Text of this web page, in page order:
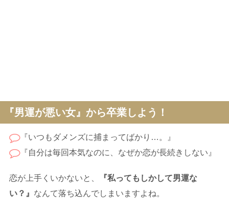
『男運が悪い女』から卒業しよう！
『いつもダメンズに捕まってばかり…。』
『自分は毎回本気なのに、なぜか恋が長続きしない』
恋が上手くいかないと、
『私ってもしかして男運な
い？』 なんて落ち込んでしまいますよね。